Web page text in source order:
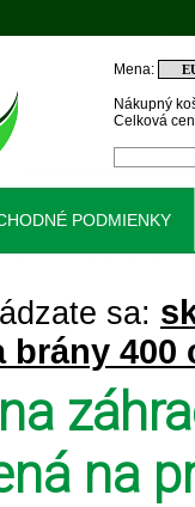
sa:
brány 400
na
Nákupný
Celková
Mena:
PODMIENKY